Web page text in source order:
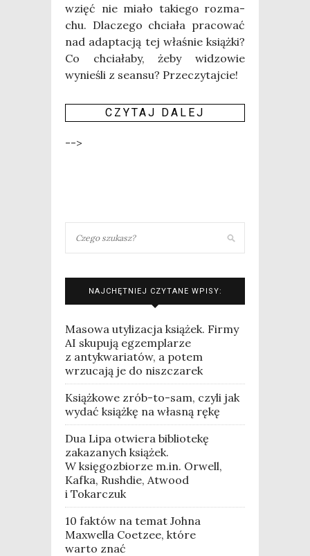
wzięć nie mia­ło takie­go roz­ma­
chu. Dla­cze­go chcia­ła pra­co­wać
nad adap­ta­cją tej wła­śnie książ­ki?
Co chcia­ła­by, żeby widzo­wie
wynie­śli z sean­su? Przeczytajcie!
CZY­TAJ DALEJ
-->
NAJCHĘTNIEJ CZYTANE WPISY:
Masowa utylizacja książek. Firmy
AI skupują egzemplarze
z antykwariatów, a potem
wrzucają je do niszczarek
Książkowe zrób-to-sam, czyli jak
wydać książkę na własną rękę
Dua Lipa otwiera bibliotekę
zakazanych książek.
W księgozbiorze m.in. Orwell,
Kafka, Rushdie, Atwood
i Tokarczuk
10 faktów na temat Johna
Maxwella Coetzee, które
warto znać